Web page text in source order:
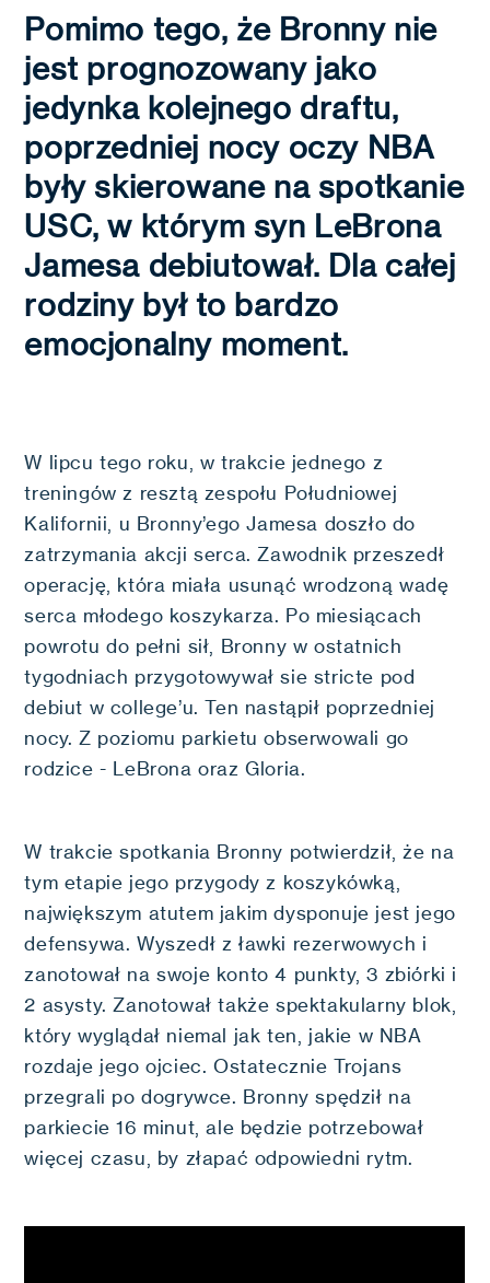
Pomimo tego, że Bronny nie
jest prognozowany jako
jedynka kolejnego draftu,
poprzedniej nocy oczy NBA
były skierowane na spotkanie
USC, w którym syn LeBrona
Jamesa debiutował. Dla całej
rodziny był to bardzo
emocjonalny moment.
W lipcu tego roku, w trakcie jednego z
treningów z resztą zespołu Południowej
Kalifornii, u Bronny’ego Jamesa doszło do
zatrzymania akcji serca. Zawodnik przeszedł
operację, która miała usunąć wrodzoną wadę
serca młodego koszykarza. Po miesiącach
powrotu do pełni sił, Bronny w ostatnich
tygodniach przygotowywał sie stricte pod
debiut w college’u. Ten nastąpił poprzedniej
nocy. Z poziomu parkietu obserwowali go
rodzice - LeBrona oraz Gloria.
W trakcie spotkania Bronny potwierdził, że na
tym etapie jego przygody z koszykówką,
największym atutem jakim dysponuje jest jego
defensywa. Wyszedł z ławki rezerwowych i
zanotował na swoje konto 4 punkty, 3 zbiórki i
2 asysty. Zanotował także spektakularny blok,
który wyglądał niemal jak ten, jakie w NBA
rozdaje jego ojciec. Ostatecznie Trojans
przegrali po dogrywce. Bronny spędził na
parkiecie 16 minut, ale będzie potrzebował
więcej czasu, by złapać odpowiedni rytm.